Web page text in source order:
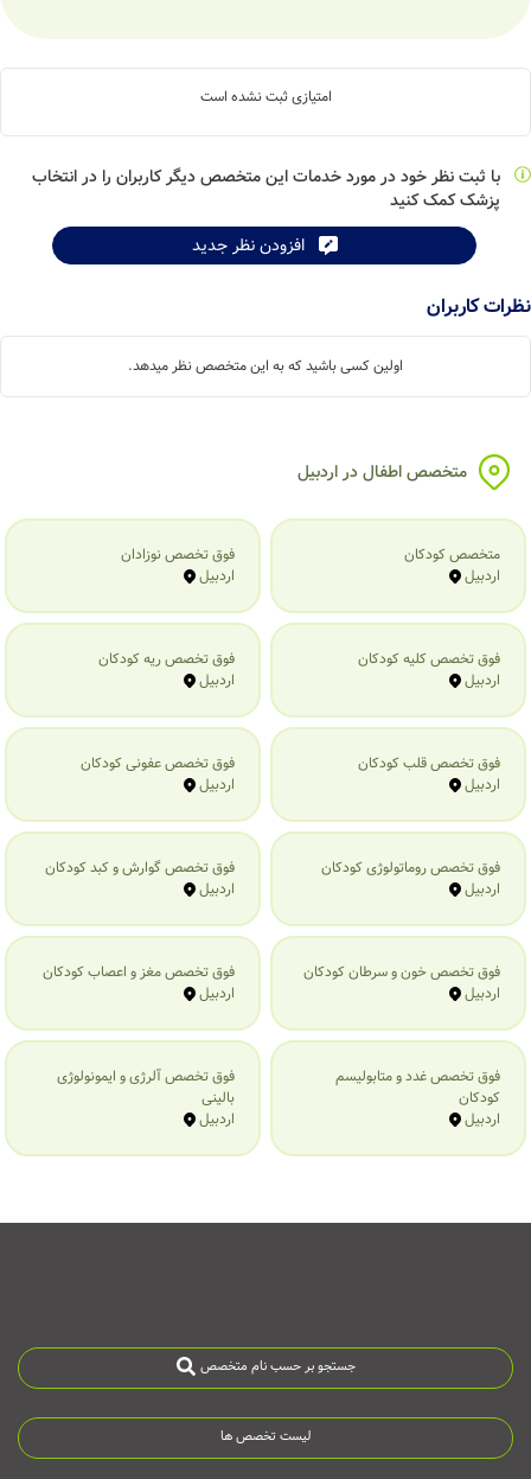
امتیازی ثبت نشده است
با ثبت نظر خود در مورد خدمات این متخصص دیگر کاربران را در انتخاب
پزشک کمک کنید
افزودن نظر جدید
نظرات کاربران
اولین کسی باشید که به این متخصص نظر میدهد.
متخصص اطفال در اردبیل
متخصص کودکان
اردبیل
فوق تخصص نوزادان
اردبیل
فوق تخصص کلیه کودکان
اردبیل
فوق تخصص ریه کودکان
اردبیل
فوق تخصص قلب کودکان
اردبیل
فوق تخصص عفونی کودکان
اردبیل
فوق تخصص روماتولوژی کودکان
اردبیل
فوق تخصص گوارش و کبد کودکان
اردبیل
فوق تخصص خون و سرطان کودکان
اردبیل
فوق تخصص مغز و اعصاب کودکان
اردبیل
فوق تخصص غدد و متابولیسم
کودکان
اردبیل
فوق تخصص آلرژی و ایمونولوژی
بالینی
اردبیل
جستجو بر حسب نام متخصص
لیست تخصص ها